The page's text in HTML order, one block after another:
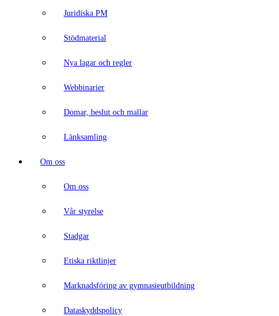
Juridiska PM
Stödmaterial
Nya lagar och regler
Webbinarier
Domar, beslut och mallar
Länksamling
Om oss
Om oss
Vår styrelse
Stadgar
Etiska riktlinjer
Marknadsföring av gymnasieutbildning
Dataskyddspolicy